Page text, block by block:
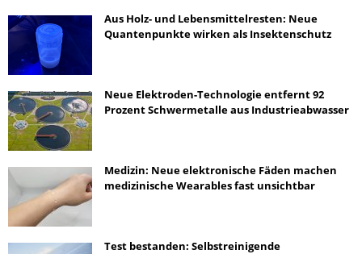
Aus Holz- und Lebensmittelresten: Neue
Quantenpunkte wirken als Insektenschutz
Neue Elektroden-Technologie entfernt 92
Prozent Schwermetalle aus Industrieabwasser
Medizin: Neue elektronische Fäden machen
medizinische Wearables fast unsichtbar
Test bestanden: Selbstreinigende